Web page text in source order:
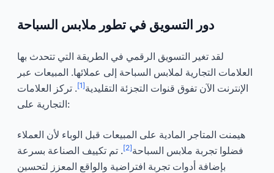
دور التسويق في تطور ملابس السباحة
لقد تغير التسويق الرقمي في الطريقة التي تتحدث بها
العلامات التجارية لملابس السباحة إلى عملائها. المبيعات عبر
الإنترنت الآن تفوق قنوات التجزئة التقليدية[1] . تركز العلامات
التجارية على:
هيمنت المتاجر المادية على المبيعات قبل الوباء لأن العملاء
فضلوا تجربة ملابس السباحة[2]
. تم تكييف الصناعة بسرعة
بإضافة أدوات تجربة افتراضية والواقع المعزز لتحسين